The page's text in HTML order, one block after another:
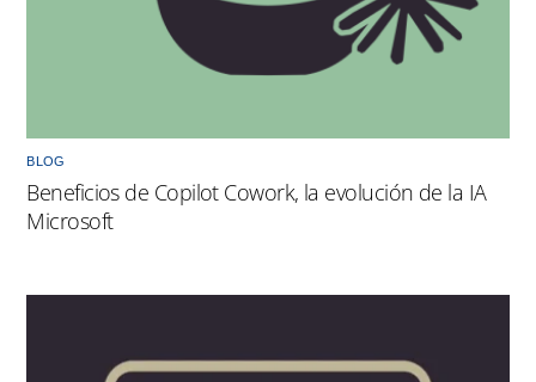
BLOG
Beneficios de Copilot Cowork, la evolución de la IA
Microsoft